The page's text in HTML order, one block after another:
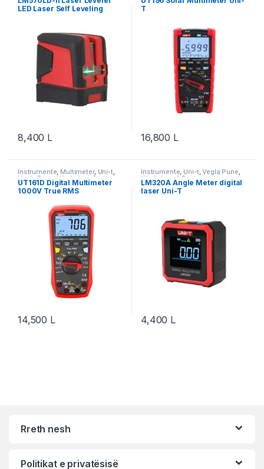
Workshop & Equipment
LED Laser Self Leveling
8,400 L
Equipment
T
16,800 L
Instrumente, Multimeter, Uni-t,
Vegla Pune ,Workshop &
Equipment
UT161D Digital Multimeter
1000V True RMS
14,500 L
Instrumente, Uni-t,Vegla Pune,
Workshop & Equipment
LM320A Angle Meter digital
laser Uni-T
4,400 L
Rreth nesh
Politikat e privatësisë